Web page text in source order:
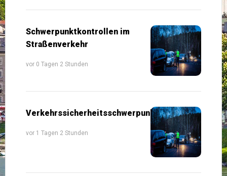
Schwerpunktkontrollen im
Straßenverkehr
vor 0 Tagen 2 Stunden
Verkehrssicherheitsschwerpunkte
vor 1 Tagen 2 Stunden